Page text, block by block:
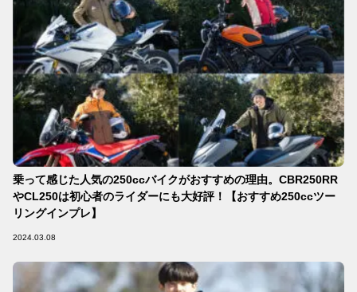
乗って感じた人気の250ccバイクがおすすめの理由。CBR250RR
やCL250は初心者のライダーにも大好評！【おすすめ250ccツー
リングインプレ】
2024.03.08